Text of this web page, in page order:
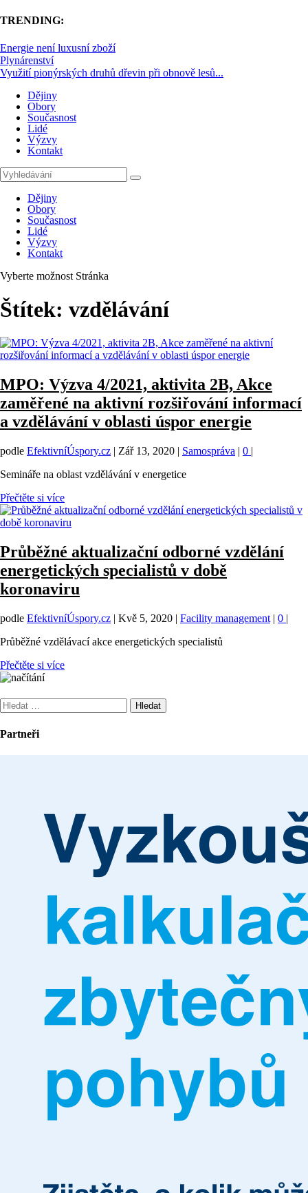
TRENDING:
Energie není luxusní zboží
Plynárenství
Využití pionýrských druhů dřevin při obnově lesů...
Dějiny
Obory
Současnost
Lidé
Výzvy
Kontakt
Dějiny
Obory
Současnost
Lidé
Výzvy
Kontakt
Vyberte možnost Stránka
Štítek: vzdělávání
MPO: Výzva 4/2021, aktivita 2B, Akce
zaměřené na aktivní rozšiřování informací
a vzdělávání v oblasti úspor energie
podle EfektivníÚspory.cz | Zář 13, 2020 | Samospráva | 0 |
Semináře na oblast vzdělávání v energetice
Přečtěte si více
Průběžné aktualizační odborné vzdělání
energetických specialistů v době
koronaviru
podle EfektivníÚspory.cz | Kvě 5, 2020 | Facility management | 0 |
Průběžné vzdělávací akce energetických specialistů
Přečtěte si více
Vyhledávání
Partneři